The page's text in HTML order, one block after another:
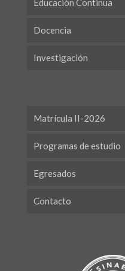
Educación Continua
Docencia
Investigación
Matrícula II-2026
Programas de estudio
Egresados
Contacto